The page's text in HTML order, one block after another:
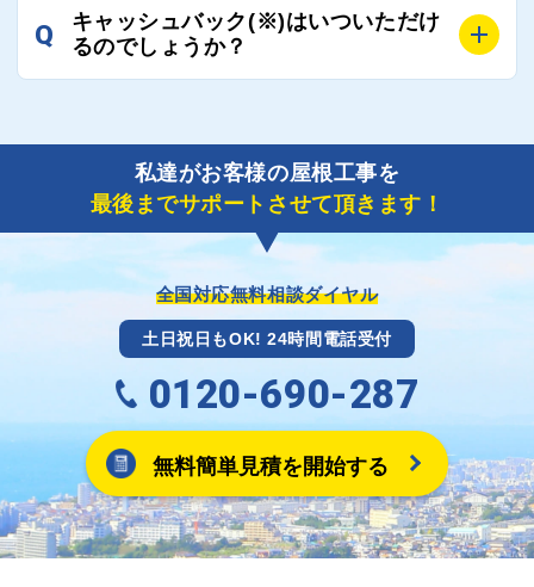
にご協力いたしますので、ご相談ください。可能な限
り期間を短縮できる状況の工事業者を選定させていた
だきます。
風災補償を適用される場合は、専門家による視察と必
Q
キャッシュバック(※)はいついただけ
るのでしょうか？
了しましたら、キャッシュバック(※)申込みフォーム
に各項目を入力いただいた上で送信してください。
その内容を屋根コネクトが確認できた日時から翌月末
までには送付手配させていただきます。
※キャッシュバックの金額は契約金額によって異なり
ます。
私達がお客様の屋根工事を
最後までサポートさせて頂きます！
全国対応無料相談ダイヤル
土日祝日もOK! 24時間電話受付
0120-690-287
無料簡単見積を開始する